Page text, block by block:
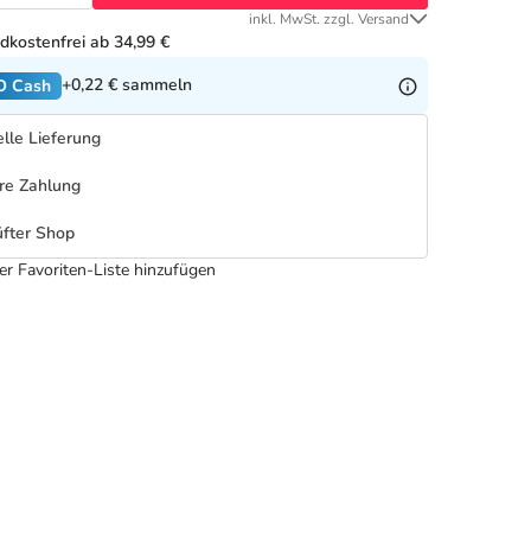
inkl. MwSt. zzgl. Versand
ab 34,99 €
Cash +0,22 € sammeln
Lieferung
Zahlung
Shop
Favoriten-Liste hinzufügen